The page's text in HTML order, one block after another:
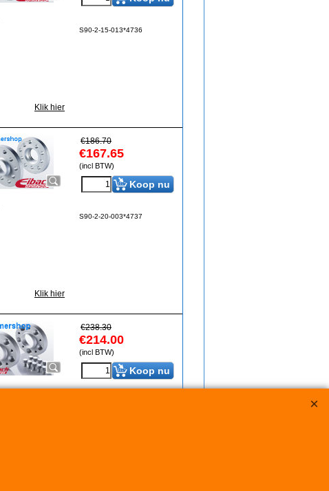
S90-2-15-013*4736
Klik hier
€186.70
€167.65
(incl BTW)
Koop nu
S90-2-20-003*4737
Klik hier
€238.30
€214.00
(incl BTW)
Koop nu